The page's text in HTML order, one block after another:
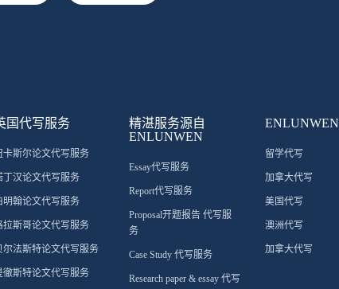
国代写服务
卡斯尔论文代写服务
丁汉论文代写服务
明翰论文代写服务
拉斯哥论文代写服务
尔法斯特论文代写服务
徹斯特论文代写服务
精湛服务源自
ENLUNWEN
Essay代写服务
Report代写服务
Proposal开题报告 代写服
务
Case Study 代写服务
Research paper & essay 代写
ENLUNWEN
留学代写
加拿大代写
美国代写
澳洲代写
加拿大代写